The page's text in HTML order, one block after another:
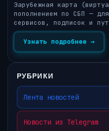
Зарубежная карта
пополнением по СБП —
сервисов, подписок и
Узнать подробнее →
РУБРИКИ
Лента новостей
Новости из Telegram